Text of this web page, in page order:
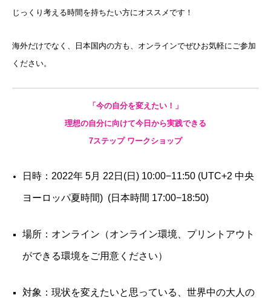
じっくり考える時間を持ちたい方にオススメです！
海外だけでなく、日本国内の方も、オンラインでぜひお気軽にご参加
ください。
「今の自分を変えたい！」
理想の自分に向けて今日から実践できる
7ステップ ワークショップ
日時：2022年 5月 22日(日) 10:00−11:50 (UTC+2 中央
ヨーロッパ夏時間) (日本時間 17:00−18:50)
場所：オンライン（オンライン環境、プリントアウト
ができる環境をご用意ください）
対象：現状を変えたいと思っている、世界中の大人の
親子1on1メソッドとは？
スピーチキッズ講座とは
プロフィール
ルクセンブルク発！珍獣の日々のツブヤキ(blog)
よくあるご質問
お問い合わせ
プライバシーポリシー・免責事項